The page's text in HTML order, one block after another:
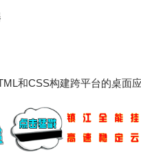
和CSS构建跨平台的桌面